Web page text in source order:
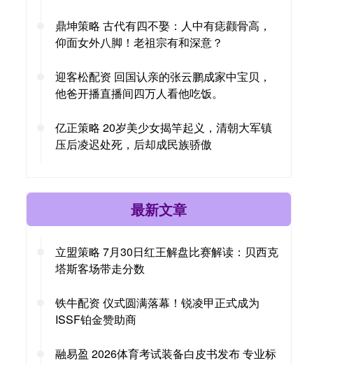
鼎坤策略 古代有四不娶：人中有痣颧骨高，
仰面女外八脚！老祖宗有和深意？
迎客松配资 回国认亲的张云鹏成家中宝贝，
他爸开播直播间四万人看他吃饭。
亿正策略 20岁美少女揭竿起义，清朝大军镇
压后凌迟处死，后却成民族骄傲
最新文章
立盟策略 7月30日红王解盘比赛解读：贝西克
塔斯客场带走分数
铁牛配资 仪式圆满落幕！锐凌甲正式成为
ISSF铂金赞助商
融易盈 2026体育考试装备白皮书发布 专业标